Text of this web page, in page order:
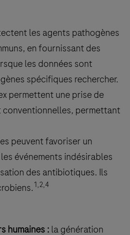
les agents pathogènes
en fournissant des
les données sont
spécifiques rechercher.
permettent une prise de
permettant
peuvent favoriser un
événements indésirables
des antibiotiques. Ils
1,2,4
humaines :la génération